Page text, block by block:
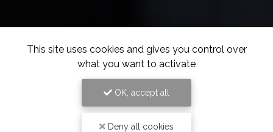
This site uses cookies and gives you control over
what you want to activate
OK, accept all
Deny all cookies